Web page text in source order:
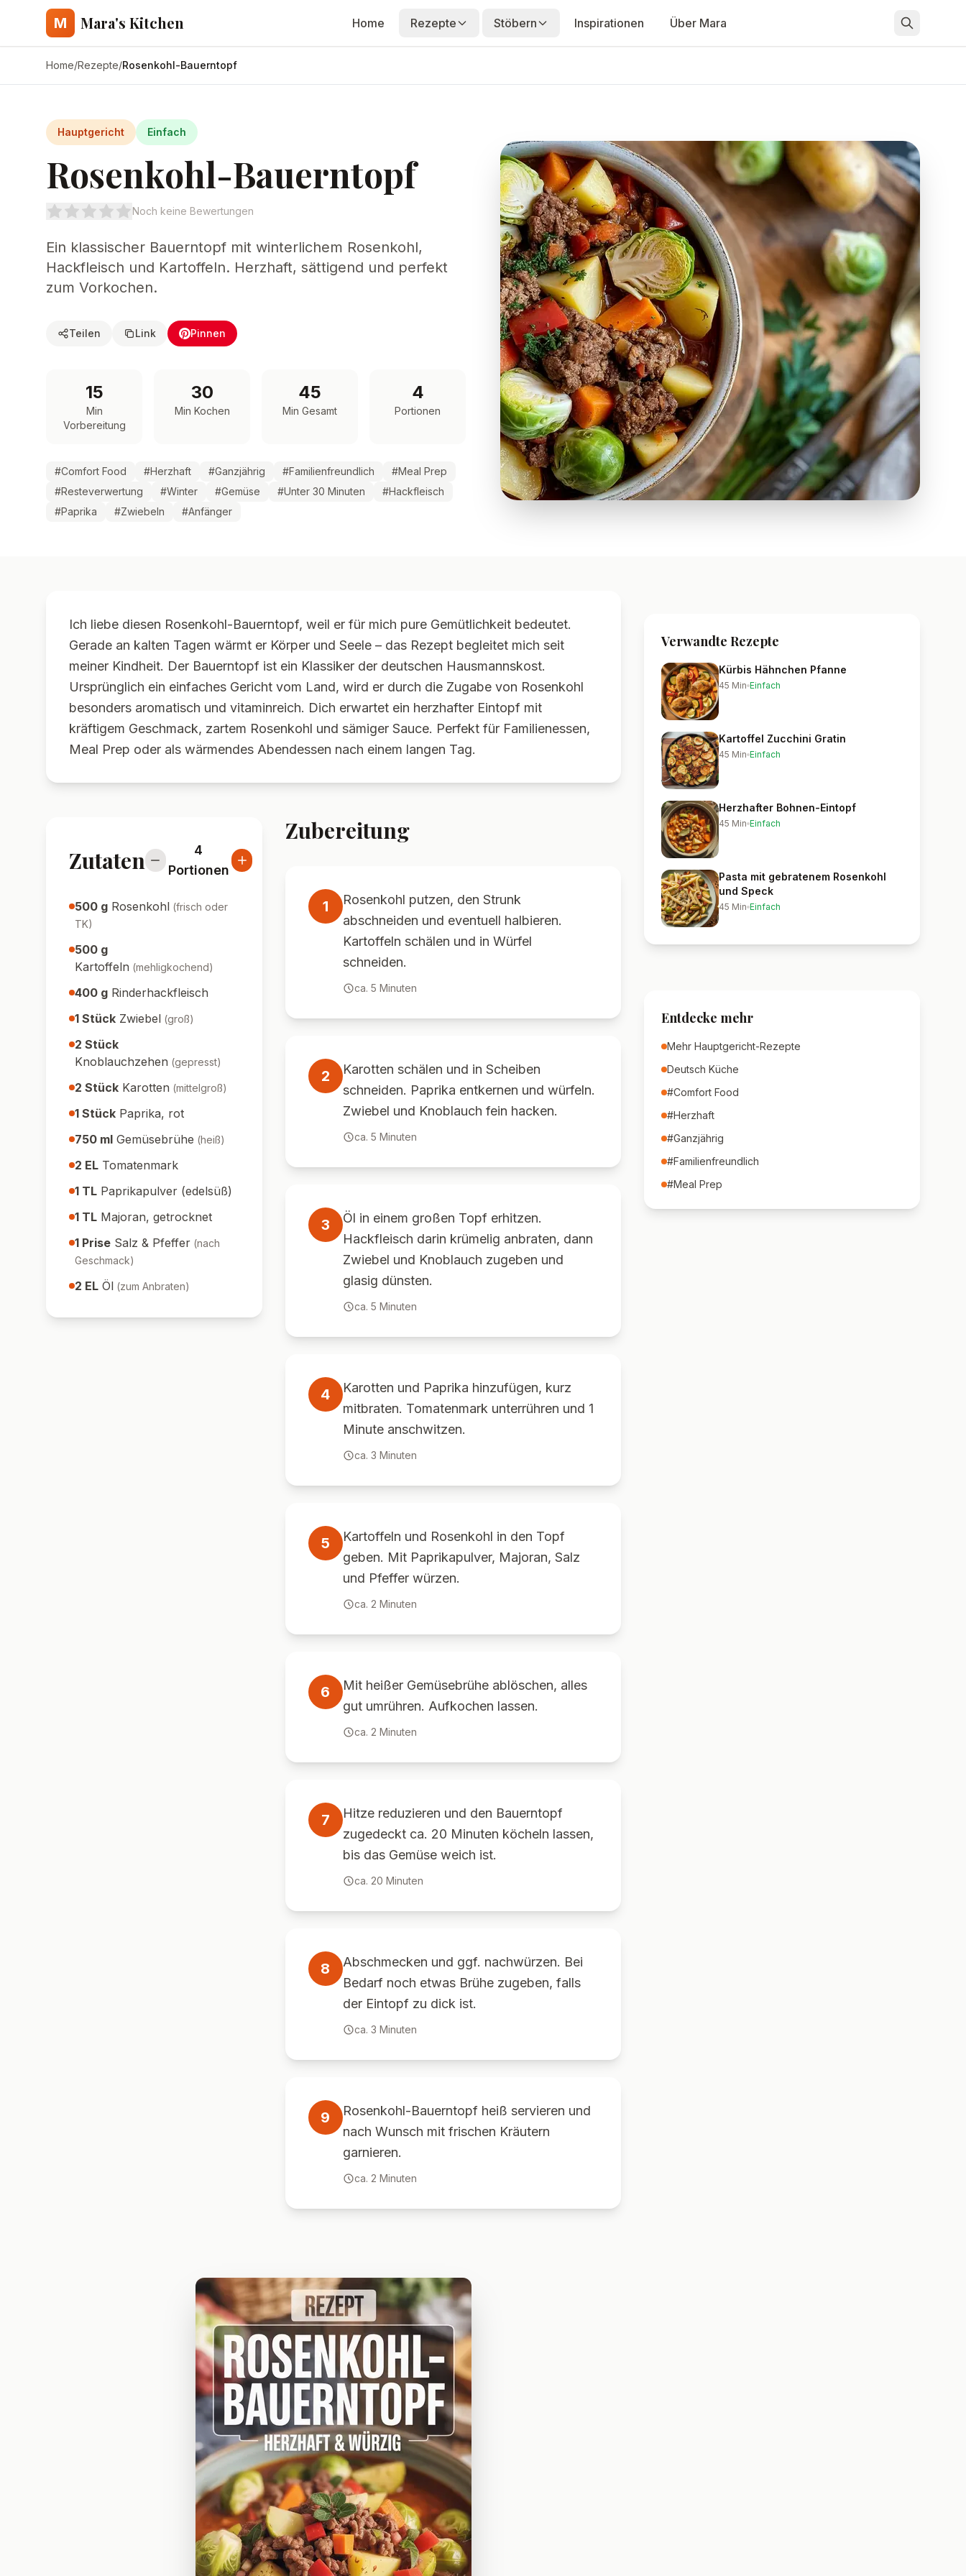
M Mara's Kitchen Home Rezepte Stöbern Inspirationen Über Mara
Home/Rezepte/Rosenkohl-Bauerntopf
Hauptgericht Einfach
Rosenkohl-Bauerntopf
Noch keine Bewertungen
Ein klassischer Bauerntopf mit winterlichem Rosenkohl,
Hackfleisch und Kartoffeln. Herzhaft, sättigend und perfekt
zum Vorkochen.
Teilen Link Pinnen
15
Min
Vorbereitung
30
Min Kochen
45
Min Gesamt
4
Portionen
#Comfort Food #Herzhaft #Ganzjährig #Familienfreundlich #Meal Prep
#Resteverwertung #Winter #Gemüse #Unter 30 Minuten #Hackfleisch
#Paprika #Zwiebeln #Anfänger
Ich liebe diesen Rosenkohl-Bauerntopf, weil er für mich pure Gemütlichkeit bedeutet.
Gerade an kalten Tagen wärmt er Körper und Seele – das Rezept begleitet mich seit
meiner Kindheit. Der Bauerntopf ist ein Klassiker der deutschen Hausmannskost.
Ursprünglich ein einfaches Gericht vom Land, wird er durch die Zugabe von Rosenkohl
besonders aromatisch und vitaminreich. Dich erwartet ein herzhafter Eintopf mit
kräftigem Geschmack, zartem Rosenkohl und sämiger Sauce. Perfekt für Familienessen,
Meal Prep oder als wärmendes Abendessen nach einem langen Tag.
Zutaten
4
Portionen
500 g Rosenkohl (frisch oder
TK)
500 g
Kartoffeln (mehligkochend)
400 g Rinderhackfleisch
1 Stück Zwiebel (groß)
2 Stück
Knoblauchzehen (gepresst)
2 Stück Karotten (mittelgroß)
1 Stück Paprika, rot
750 ml Gemüsebrühe (heiß)
2 EL Tomatenmark
1 TL Paprikapulver (edelsüß)
1 TL Majoran, getrocknet
1 Prise Salz & Pfeffer (nach
Geschmack)
2 EL Öl (zum Anbraten)
Zubereitung
1
Rosenkohl putzen, den Strunk
abschneiden und eventuell halbieren.
Kartoffeln schälen und in Würfel
schneiden.
ca. 5 Minuten
2
Karotten schälen und in Scheiben
schneiden. Paprika entkernen und würfeln.
Zwiebel und Knoblauch fein hacken.
ca. 5 Minuten
3
Öl in einem großen Topf erhitzen.
Hackfleisch darin krümelig anbraten, dann
Zwiebel und Knoblauch zugeben und
glasig dünsten.
ca. 5 Minuten
4
Karotten und Paprika hinzufügen, kurz
mitbraten. Tomatenmark unterrühren und 1
Minute anschwitzen.
ca. 3 Minuten
5
Kartoffeln und Rosenkohl in den Topf
geben. Mit Paprikapulver, Majoran, Salz
und Pfeffer würzen.
ca. 2 Minuten
6
Mit heißer Gemüsebrühe ablöschen, alles
gut umrühren. Aufkochen lassen.
ca. 2 Minuten
7
Hitze reduzieren und den Bauerntopf
zugedeckt ca. 20 Minuten köcheln lassen,
bis das Gemüse weich ist.
ca. 20 Minuten
8
Abschmecken und ggf. nachwürzen. Bei
Bedarf noch etwas Brühe zugeben, falls
der Eintopf zu dick ist.
ca. 3 Minuten
9
Rosenkohl-Bauerntopf heiß servieren und
nach Wunsch mit frischen Kräutern
garnieren.
ca. 2 Minuten
Verwandte Rezepte
Kürbis Hähnchen Pfanne
45 Min Einfach
Kartoffel Zucchini Gratin
45 Min Einfach
Herzhafter Bohnen-Eintopf
45 Min Einfach
Pasta mit gebratenem Rosenkohl
und Speck
45 Min Einfach
Entdecke mehr
Mehr Hauptgericht-Rezepte
Deutsch Küche
#Comfort Food
#Herzhaft
#Ganzjährig
#Familienfreundlich
#Meal Prep